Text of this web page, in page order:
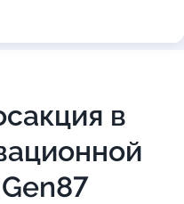
в